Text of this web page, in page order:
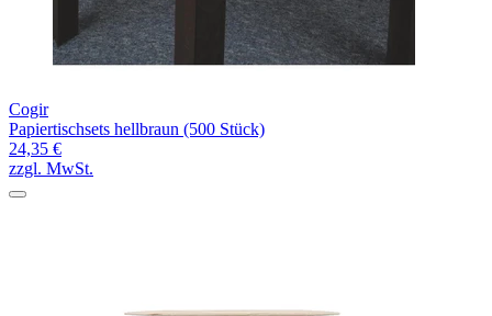
Cogir
Papiertischsets hellbraun (500 Stück)
24,35 €
zzgl. MwSt.